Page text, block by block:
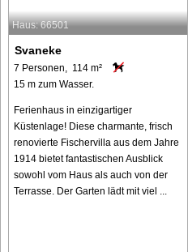
Haus: 66501
Svaneke
7 Personen, 114 m²
15 m zum Wasser.
Ferienhaus in einzigartiger
Küstenlage! Diese charmante, frisch
renovierte Fischervilla aus dem Jahre
1914 bietet fantastischen Ausblick
sowohl vom Haus als auch von der
Terrasse. Der Garten lädt mit viel ...